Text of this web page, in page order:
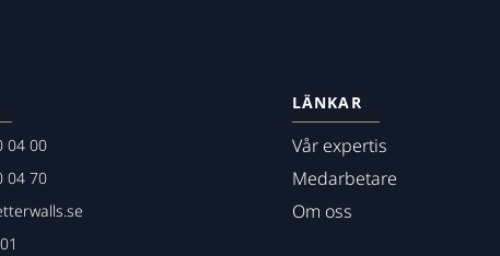
04 00
04 70
LÄNKAR
Vår expertis
Medarbetare
Om oss